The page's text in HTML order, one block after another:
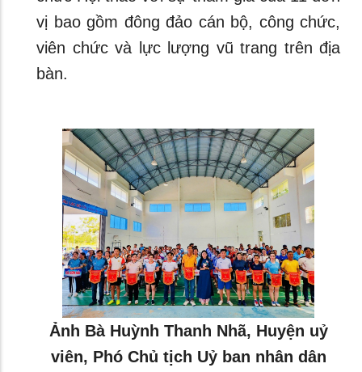
vị bao gồm đông đảo cán bộ, công chức,
viên chức và lực lượng vũ trang trên địa
bàn.
Ảnh Bà Huỳnh Thanh Nhã, Huyện uỷ
viên, Phó Chủ tịch Uỷ ban nhân dân